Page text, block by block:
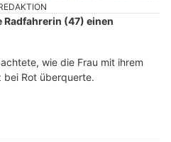
Radfahrerin (47) einen
wie die Frau mit ihrem
bei Rot überquerte.